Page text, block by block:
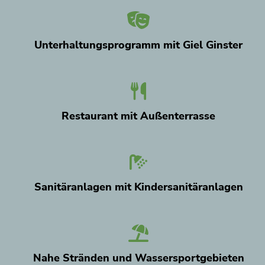
Unterhaltungsprogramm mit Giel Ginster
Restaurant mit Außenterrasse
Sanitäranlagen mit Kindersanitäranlagen
Nahe Stränden und Wassersportgebieten